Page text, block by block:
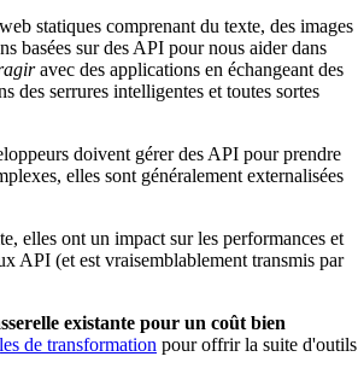
statiques comprenant du texte, des images
basées sur des API pour nous aider dans
avec des applications en échangeant des
des serrures intelligentes et toutes sortes
doivent gérer des API pour prendre
elles sont généralement externalisées
elles ont un impact sur les performances et
API (et est vraisemblablement transmis par
existante pour un coût bien
de transformation pour offrir la suite d'outils